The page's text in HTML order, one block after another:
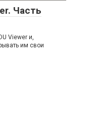
Часть
Viewer и,
им свои